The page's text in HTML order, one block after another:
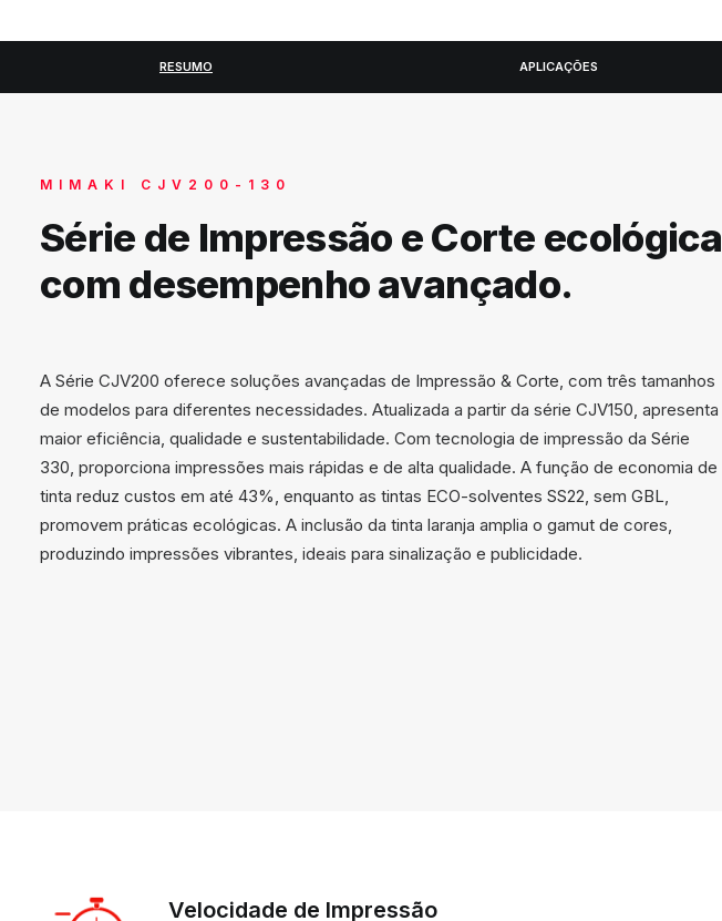
RESUMO APLICAÇÕES
MIMAKI CJV200-130
Série de Impressão e Corte ecológica
com desempenho avançado.
A Série CJV200 oferece soluções avançadas de Impressão & Corte, com três tamanhos
de modelos para diferentes necessidades. Atualizada a partir da série CJV150, apresenta
maior eficiência, qualidade e sustentabilidade. Com tecnologia de impressão da Série
330, proporciona impressões mais rápidas e de alta qualidade. A função de economia de
tinta reduz custos em até 43%, enquanto as tintas ECO-solventes SS22, sem GBL,
promovem práticas ecológicas. A inclusão da tinta laranja amplia o gamut de cores,
produzindo impressões vibrantes, ideais para sinalização e publicidade.
Velocidade de Impressão